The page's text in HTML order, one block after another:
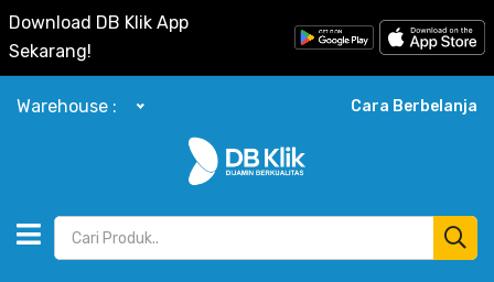
Download DB Klik App
Sekarang!
Warehouse : Cara Berbelanja